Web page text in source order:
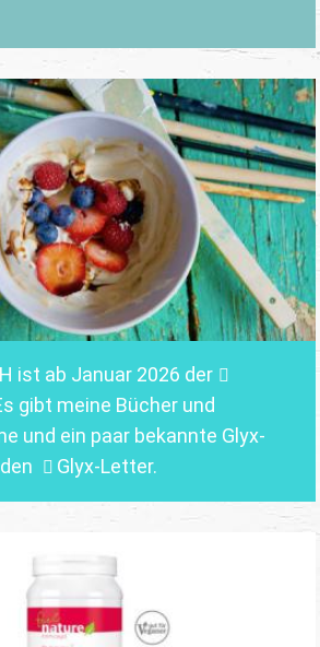
ist ab Januar 2026 der
gibt meine Bücher und
und ein paar bekannte Glyx-
Glyx-Letter.